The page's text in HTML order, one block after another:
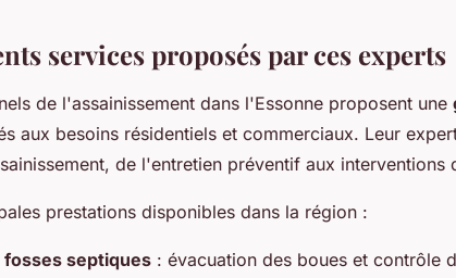
services proposés par ces experts
de l'assainissement dans l'Essonne proposent une
aux besoins résidentiels et commerciaux. Leur
de l'entretien préventif aux interventions
prestations disponibles dans la région :
fosses septiques : évacuation des boues et contrôle